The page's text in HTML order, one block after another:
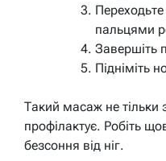
пальцями
Завершіть
Підніміть
Такий масаж не тільки
профілактує. Робіть
безсоння від ніг.